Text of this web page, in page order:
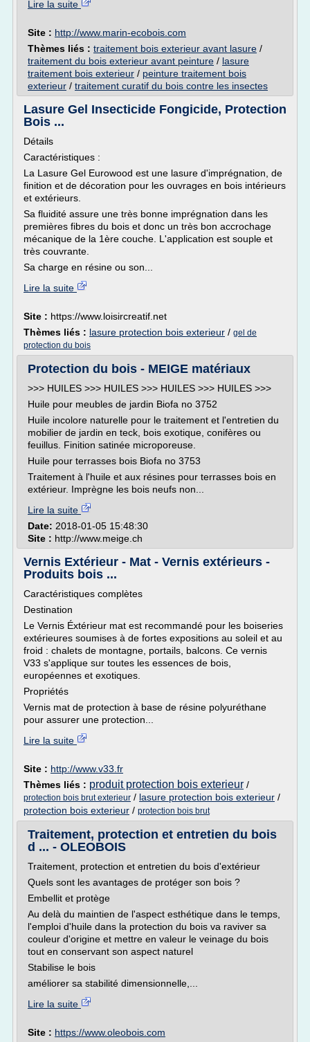
Lire la suite
Site : http://www.marin-ecobois.com
Thèmes liés : traitement bois exterieur avant lasure /
traitement du bois exterieur avant peinture / lasure
traitement bois exterieur / peinture traitement bois
exterieur / traitement curatif du bois contre les insectes
Lasure Gel Insecticide Fongicide, Protection
Bois ...
Détails
Caractéristiques :
La Lasure Gel Eurowood est une lasure d'imprégnation, de
finition et de décoration pour les ouvrages en bois intérieurs
et extérieurs.
Sa fluidité assure une très bonne imprégnation dans les
premières fibres du bois et donc un très bon accrochage
mécanique de la 1ère couche. L'application est souple et
très couvrante.
Sa charge en résine ou son...
Lire la suite
Site : https://www.loisircreatif.net
Thèmes liés : lasure protection bois exterieur / gel de
protection du bois
Protection du bois - MEIGE matériaux
>>> HUILES >>> HUILES >>> HUILES >>> HUILES >>>
Huile pour meubles de jardin Biofa no 3752
Huile incolore naturelle pour le traitement et l'entretien du
mobilier de jardin en teck, bois exotique, conifères ou
feuillus. Finition satinée microporeuse.
Huile pour terrasses bois Biofa no 3753
Traitement à l'huile et aux résines pour terrasses bois en
extérieur. Imprègne les bois neufs non...
Lire la suite
Date: 2018-01-05 15:48:30
Site : http://www.meige.ch
Vernis Extérieur - Mat - Vernis extérieurs -
Produits bois ...
Caractéristiques complètes
Destination
Le Vernis Éxtérieur mat est recommandé pour les boiseries
extérieures soumises à de fortes expositions au soleil et au
froid : chalets de montagne, portails, balcons. Ce vernis
V33 s'applique sur toutes les essences de bois,
européennes et exotiques.
Propriétés
Vernis mat de protection à base de résine polyuréthane
pour assurer une protection...
Lire la suite
Site : http://www.v33.fr
Thèmes liés : produit protection bois exterieur /
protection bois brut exterieur / lasure protection bois exterieur /
protection bois exterieur / protection bois brut
Traitement, protection et entretien du bois
d ... - OLEOBOIS
Traitement, protection et entretien du bois d'extérieur
Quels sont les avantages de protéger son bois ?
Embellit et protège
Au delà du maintien de l'aspect esthétique dans le temps,
l'emploi d'huile dans la protection du bois va raviver sa
couleur d'origine et mettre en valeur le veinage du bois
tout en conservant son aspect naturel
Stabilise le bois
améliorer sa stabilité dimensionnelle,...
Lire la suite
Site : https://www.oleobois.com